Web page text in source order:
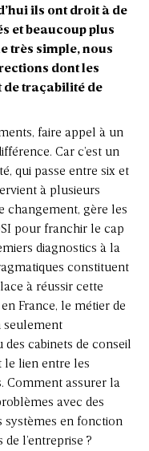
ils ont droit à de
et beaucoup plus
très simple, nous
dont les
de traçabilité de
faire appel à un
Car c’est un
qui passe entre six et
à plusieurs
changement, gère les
pour franchir le cap
diagnostics à la
constituent
à réussir cette
France, le métier de
seulement
cabinets de conseil
le lien entre les
Comment assurer la
avec des
systèmes en fonction
l’entreprise ?